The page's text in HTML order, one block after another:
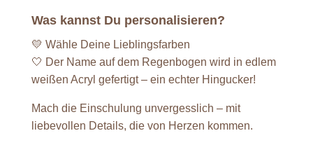
Was kannst Du personalisieren?
💛 Wähle Deine Lieblingsfarben
🤍 Der Name auf dem Regenbogen wird in edlem
weißen Acryl gefertigt – ein echter Hingucker!
Mach die Einschulung unvergesslich – mit
liebevollen Details, die von Herzen kommen.